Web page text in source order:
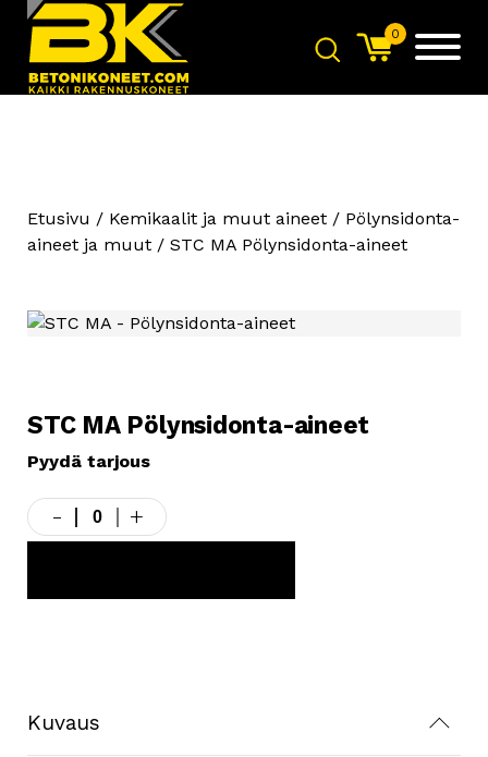
0
Etusivu / Kemikaalit ja muut aineet / Pölynsidonta-
aineet ja muut / STC MA Pölynsidonta-aineet
STC MA Pölynsidonta-aineet
Pyydä tarjous
-
STC
MA
aineet
+
Kuvaus